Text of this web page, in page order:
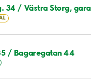
34 / Västra Storg,
/ Bagaregatan 44